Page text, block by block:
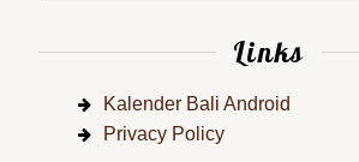
Links
Kalender Bali Android
Privacy Policy